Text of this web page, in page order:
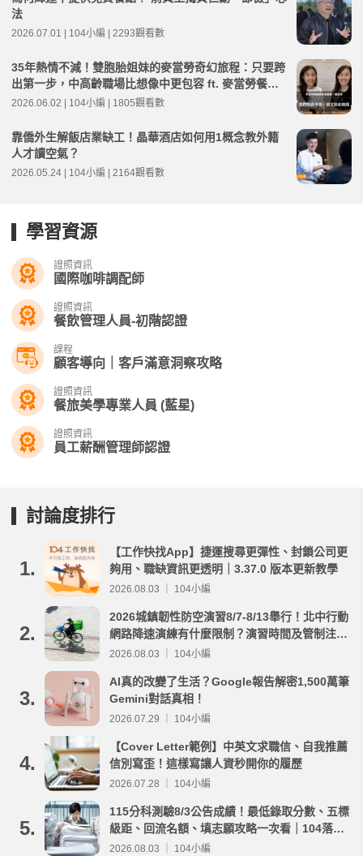
法
2026.07.01 | 104小編 | 2293觀看數
35年熱情不減！雙胞胎姐妹的麥當勞奇幻旅程：只要跨
出第一步，中高齡職場比想像中更包容 ft. 麥當勞餐廳
經理 嚴嘉惠、嚴嘉雯 | 高年級不打烊 x 用 AI 點亮第二
2026.06.02 | 104小編 | 1805觀看數
靠僑外生解飯店業缺工！晶華酒店如何用1概念教外籍
人才讀空氣？
2026.05.24 | 104小編 | 2164觀看數
學習資源
證照資訊
國際咖啡調配師
證照資訊
餐飲管理人員-初階認證
課程
顧客導向｜客戶滿意洞察攻略
證照資訊
餐旅美學專業人員 (藍星)
證照資訊
員工薪酬管理師認證
討論度排行
1.
【工作快找App】捷運搜尋更彈性、封鎖公司更
夠用、職缺資訊更透明｜3.37.0 版本更新教學
2026.08.03 ｜ 104小編
2.
2026城鎮韌性防空演習8/7-8/13舉行！北中行動
網路降速演練有什麼限制？演習時間及管制注意
事項整理
2026.08.03 ｜ 104小編
3.
AI真的改變了生活？Google報告解密1,500萬筆
Gemini對話真相！
2026.07.29 ｜ 104小編
4.
【Cover Letter範例】中英文求職信、自我推薦
信別寫歪！這樣寫讓人資秒開你的履歷
2026.07.28 ｜ 104小編
5.
115分科測驗8/3公告成績！最低錄取分數、五標
級距、回流名額、填志願攻略一次看｜104落點
分析
2026.08.03 ｜ 104小編